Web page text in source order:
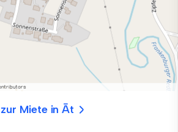
Miete in Āt